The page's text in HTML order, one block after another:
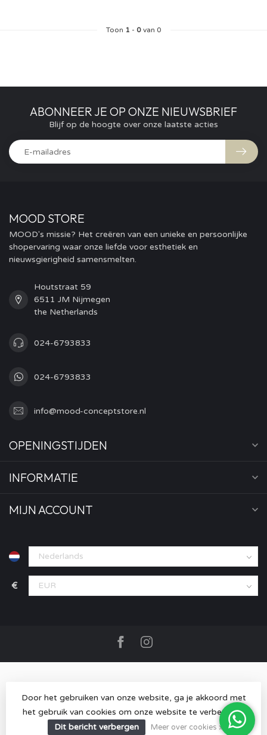
Toon 1 - 0van 0
ABONNEER JE OP ONZE NIEUWSBRIEF
Blijf op de hoogte over onze laatste acties
MOOD STORE
MOOD's missie? Het creëren van een unieke en persoonlijke
shopervaring waar onze liefde voor esthetiek en
nieuwsgierigheid samensmelten.
Houtstraat 59
6511 JM Nijmegen
the Netherlands
024-6793833
024-6793833
info@mood-conceptstore.nl
OPENINGSTIJDEN
INFORMATIE
MIJN ACCOUNT
€
© Copyright 2026 MOOD store- Powered byLightspeed-
Lightspeed designby Dyvelopment
Door het gebruiken van onze website, ga je akkoord met
het gebruik van cookies om onze website te verbeteren.
Dit bericht verbergen
Meer over cookies »